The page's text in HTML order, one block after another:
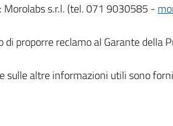
s.r.l. (tel. 071 9030585 -
proporre reclamo al Garante della
altre informazioni utili sono